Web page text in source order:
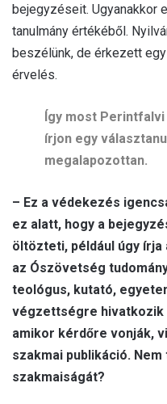
bejegyzéseit. Ugyanakkor
tanulmány értékéből.
beszélünk, de érkezett
érvelés.
Így most Perintfalvi
írjon egy
megalapozottan.
– Ez a védekezés
ez alatt, hogy a
öltözteti, például úgy írja
az Ószövetség
teológus, kutató,
végzettségre hivatkozik
amikor kérdőre vonják,
szakmai publikáció.
szakmaiságát?